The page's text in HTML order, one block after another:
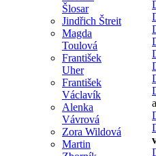
Šlosar
Jindřich Štreit
Magda
Toulová
František
Uher
František
Václavík
Alenka
Vávrová
Zora Wildová
Martin